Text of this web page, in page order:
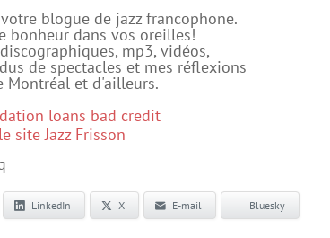
votre blogue de jazz francophone.
bonheur dans vos oreilles!
mp3, vidéos,
de spectacles et mes réflexions
Montréal et d'ailleurs.
loans bad credit
site Jazz Frisson
LinkedIn X E-mail Bluesky